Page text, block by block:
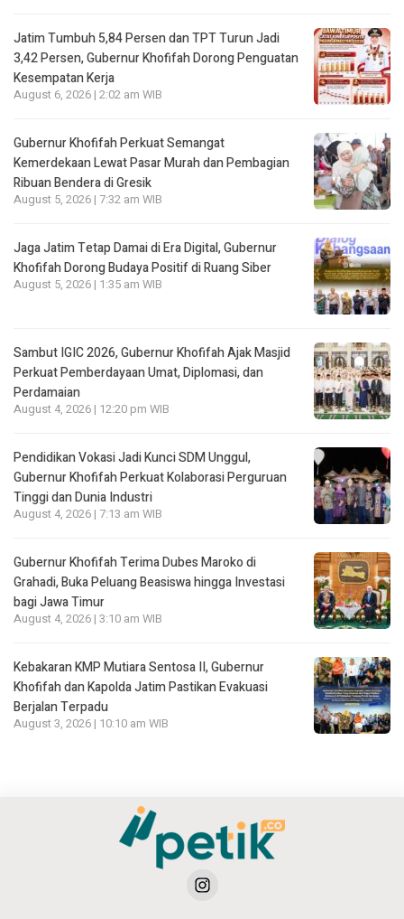
Jatim Tumbuh 5,84 Persen dan TPT Turun Jadi
3,42 Persen, Gubernur Khofifah Dorong Penguatan
Kesempatan Kerja
August 6, 2026 | 2:02 am WIB
Gubernur Khofifah Perkuat Semangat
Kemerdekaan Lewat Pasar Murah dan Pembagian
Ribuan Bendera di Gresik
August 5, 2026 | 7:32 am WIB
Jaga Jatim Tetap Damai di Era Digital, Gubernur
Khofifah Dorong Budaya Positif di Ruang Siber
August 5, 2026 | 1:35 am WIB
Sambut IGIC 2026, Gubernur Khofifah Ajak Masjid
Perkuat Pemberdayaan Umat, Diplomasi, dan
Perdamaian
August 4, 2026 | 12:20 pm WIB
Pendidikan Vokasi Jadi Kunci SDM Unggul,
Gubernur Khofifah Perkuat Kolaborasi Perguruan
Tinggi dan Dunia Industri
August 4, 2026 | 7:13 am WIB
Gubernur Khofifah Terima Dubes Maroko di
Grahadi, Buka Peluang Beasiswa hingga Investasi
bagi Jawa Timur
August 4, 2026 | 3:10 am WIB
Kebakaran KMP Mutiara Sentosa II, Gubernur
Khofifah dan Kapolda Jatim Pastikan Evakuasi
Berjalan Terpadu
August 3, 2026 | 10:10 am WIB